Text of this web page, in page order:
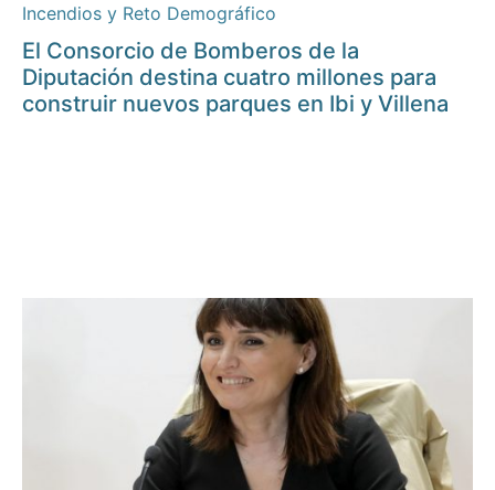
Incendios y Reto Demográfico
El Consorcio de Bomberos de la
Diputación destina cuatro millones para
construir nuevos parques en Ibi y Villena